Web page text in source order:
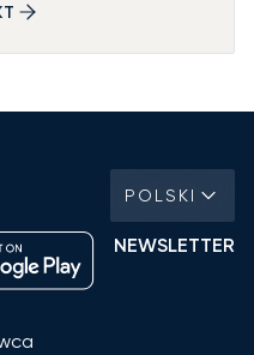
POLSKI
NEWSLETTER